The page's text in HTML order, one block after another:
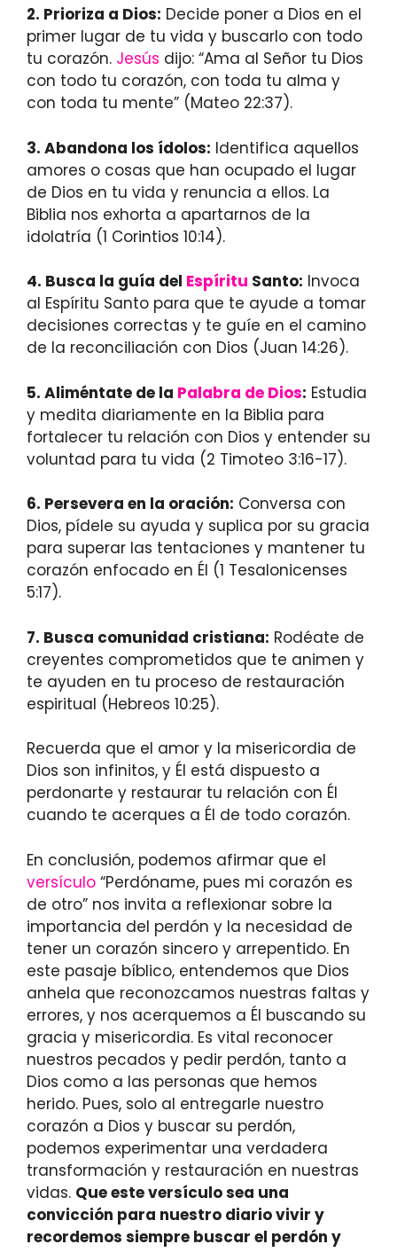
2. Prioriza a Dios: Decide poner a Dios en el
primer lugar de tu vida y buscarlo con todo
tu corazón. Jesús dijo: “Ama al Señor tu Dios
con todo tu corazón, con toda tu alma y
con toda tu mente” (Mateo 22:37).
3. Abandona los ídolos: Identifica aquellos
amores o cosas que han ocupado el lugar
de Dios en tu vida y renuncia a ellos. La
Biblia nos exhorta a apartarnos de la
idolatría (1 Corintios 10:14).
4. Busca la guía del Espíritu Santo: Invoca
al Espíritu Santo para que te ayude a tomar
decisiones correctas y te guíe en el camino
de la reconciliación con Dios (Juan 14:26).
5. Aliméntate de la Palabra de Dios: Estudia
y medita diariamente en la Biblia para
fortalecer tu relación con Dios y entender su
voluntad para tu vida (2 Timoteo 3:16-17).
6. Persevera en la oración: Conversa con
Dios, pídele su ayuda y suplica por su gracia
para superar las tentaciones y mantener tu
corazón enfocado en Él (1 Tesalonicenses
5:17).
7. Busca comunidad cristiana: Rodéate de
creyentes comprometidos que te animen y
te ayuden en tu proceso de restauración
espiritual (Hebreos 10:25).
Recuerda que el amor y la misericordia de
Dios son infinitos, y Él está dispuesto a
perdonarte y restaurar tu relación con Él
cuando te acerques a Él de todo corazón.
En conclusión, podemos afirmar que el
versículo “Perdóname, pues mi corazón es
de otro” nos invita a reflexionar sobre la
importancia del perdón y la necesidad de
tener un corazón sincero y arrepentido. En
este pasaje bíblico, entendemos que Dios
anhela que reconozcamos nuestras faltas y
errores, y nos acerquemos a Él buscando su
gracia y misericordia. Es vital reconocer
nuestros pecados y pedir perdón, tanto a
Dios como a las personas que hemos
herido. Pues, solo al entregarle nuestro
corazón a Dios y buscar su perdón,
podemos experimentar una verdadera
transformación y restauración en nuestras
vidas. Que este versículo sea una
convicción para nuestro diario vivir y
recordemos siempre buscar el perdón y